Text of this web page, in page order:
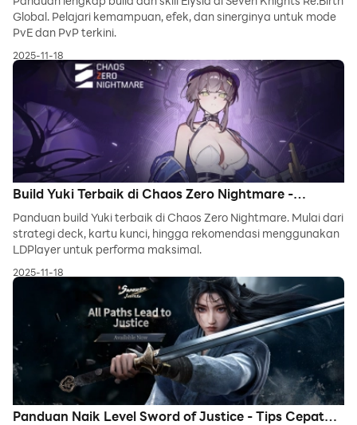
Global. Pelajari kemampuan, efek, dan sinerginya untuk mode
PvE dan PvP terkini.
2025-11-18
Build Yuki Terbaik di Chaos Zero Nightmare -
Panduan Mendalam untuk Pemain Veteran
Panduan build Yuki terbaik di Chaos Zero Nightmare. Mulai dari
strategi deck, kartu kunci, hingga rekomendasi menggunakan
LDPlayer untuk performa maksimal.
2025-11-18
Panduan Naik Level Sword of Justice - Tips Cepat